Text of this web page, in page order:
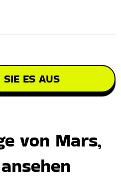
SIE ES AUS
von Mars,